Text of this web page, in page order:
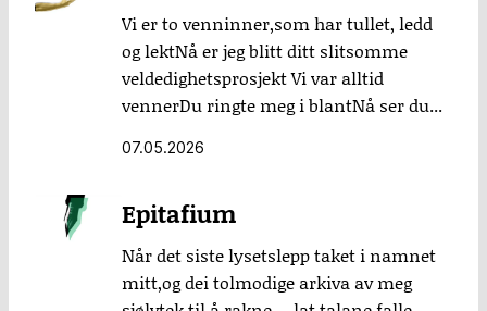
Vi er to venninner,som har tullet, ledd
og lektNå er jeg blitt ditt slitsomme
veldedighetsprosjekt Vi var alltid
vennerDu ringte meg i blantNå ser du...
07.05.2026
Epitafium
Når det siste lysetslepp taket i namnet
mitt,og dei tolmodige arkiva av meg